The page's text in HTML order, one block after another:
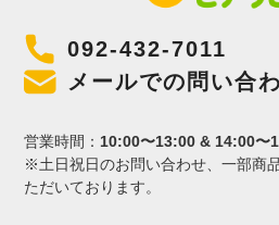
092-432-7011
メールでの問い合
営業時間： 10:00〜13:00 & 14:00〜
※土日祝日のお問い合わせ、一部商
ただいております。